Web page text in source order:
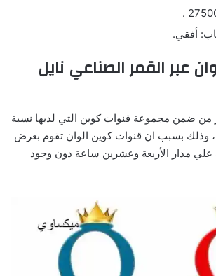
أفقي.
عبر القمر الصناعي نايل
من ضمن مجموعة قنوات كوين التي لديها نسبة
وذلك بسبب ان قنوات كوين الوان تقوم بعرض
مدار الأربعة وعشرين ساعة دون وجود